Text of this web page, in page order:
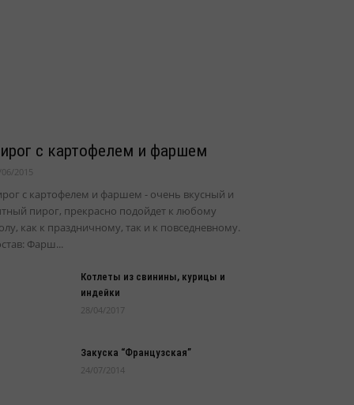
с картофелем и фаршем
2015
с картофелем и фаршем - очень вкусный и
пирог, прекрасно подойдет к любому
как к праздничному, так и к повседневному.
Фарш...
Котлеты из свинины, курицы и
индейки
28/04/2017
Закуска “Французская”
24/07/2014